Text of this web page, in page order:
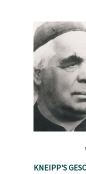
KNEIPP'S